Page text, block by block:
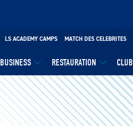
BUSINESS RESTAURATION CLUB
LS ACADEMY CAMPS MATCH DES CELEBRITES